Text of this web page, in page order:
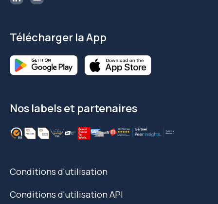
Télécharger la App
Nos labels et partenaires
Conditions d'utilisation
Conditions d'utilisation API